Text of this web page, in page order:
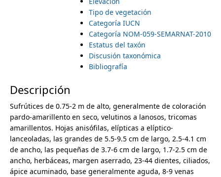
s
Tipo de vegetación
Categoría IUCN
Categoría NOM-059-SEMARNAT-2010
Estatus del taxón
Discusión taxonómica
Bibliografía
Descripción
Sufrútices de 0.75-2 m de alto, generalmente de coloración
pardo-amarillento en seco, velutinos a lanosos, tricomas
amarillentos. Hojas anisófilas, elípticas a elíptico-
lanceoladas, las grandes de 5.5-9.5 cm de largo, 2.5-4.1 cm
de ancho, las pequeñas de 3.7-6 cm de largo, 1.7-2.5 cm de
ancho, herbáceas, margen aserrado, 23-44 dientes, ciliados,
ápice acuminado, base generalmente aguda, 8-9 venas